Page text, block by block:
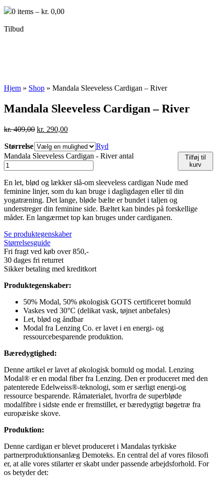
0 items – kr. 0,00
Tilbud
Hjem » Shop » Mandala Sleeveless Cardigan – River
Mandala Sleeveless Cardigan – River
kr.409,00 kr. 290,00
Størrelse
Ryd
Mandala Sleeveless Cardigan - River antal
Tilføj til
kurv
En let, blød og lækker slå-om sleeveless cardigan Nude med
feminine linjer, som du kan bruge i dagligdagen eller til din
yogatræning. Det lange, bløde bælte er bundet i taljen og
understreger din feminine side. Bæltet kan bindes på forskellige
måder. En langærmet top kan bruges under cardiganen.
Se produktegenskaber
Størrelsesguide
Fri fragt ved køb over 850,-
30 dages fri returret
Sikker betaling med kreditkort
Produktegenskaber:
50% Modal, 50% økologisk GOTS certificeret bomuld
Vaskes ved 30°C (delikat vask, tøjnet anbefales)
Let, blød og åndbar
Modal fra Lenzing Co. er lavet i en energi- og
ressourcebesparende produktion.
Bæredygtighed:
Denne artikel er lavet af økologisk bomuld og modal. Lenzing
Modal® er en modal fiber fra Lenzing. Den er produceret med den
patenterede Edelweiss®-teknologi, som er særligt energi-og
ressource besparende. Råmaterialet, hvorfra de superbløde
modalfibre i sidste ende er fremstillet, er bæredygtigt bøgetræ fra
europæiske skove.
Produktion:
Denne cardigan er blevet produceret i Mandalas tyrkiske
partnerproduktionsanlæg Demoteks. En central del af vores filosofi
er, at alle vores stilarter er skabt under passende arbejdsforhold. For
os betyder det: